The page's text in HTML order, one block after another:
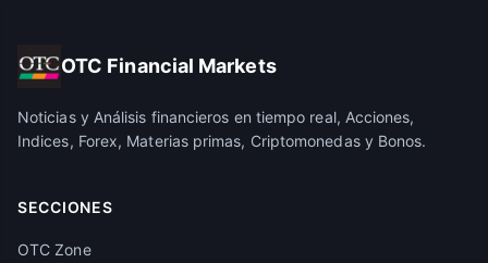
OTC Financial Markets
Noticias y Análisis financieros en tiempo real, Acciones,
Indices, Forex, Materias primas, Criptomonedas y Bonos.
SECCIONES
OTC Zone